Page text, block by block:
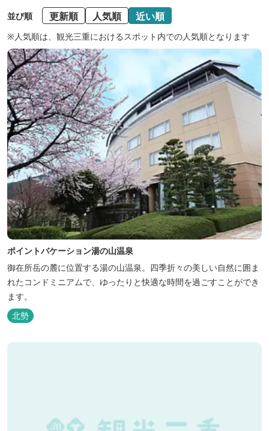
並び順 更新順 人気順 近い順
※人気順は、観光三重におけるスポット内での人気順となります
ポイントバケーション湯の山温泉
御在所岳の麓に位置する湯の山温泉。四季折々の美しい自然に囲ま
れたコンドミニアムで、ゆったりと快適な時間を過ごすことができ
ます。
北勢